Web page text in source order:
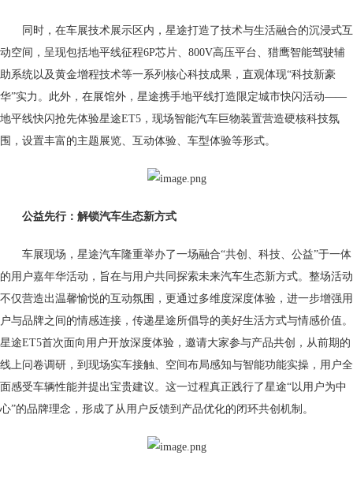
同时，在车展技术展示区内，星途打造了技术与生活融合的沉浸式互
动空间，呈现包括地平线征程6P芯片、800V高压平台、猎鹰智能驾驶辅
助系统以及黄金增程技术等一系列核心科技成果，直观体现“科技新豪
华”实力。此外，在展馆外，星途携手地平线打造限定城市快闪活动——
地平线快闪抢先体验星途ET5，现场智能汽车巨物装置营造硬核科技氛
围，设置丰富的主题展览、互动体验、车型体验等形式。
公益先行： 解锁汽车生态新方式
车展现场，星途汽车隆重举办了一场融合“共创、科技、公益”于一体
的用户嘉年华活动，旨在与用户共同探索未来汽车生态新方式。整场活动
不仅营造出温馨愉悦的互动氛围，更通过多维度深度体验，进一步增强用
户与品牌之间的情感连接，传递星途所倡导的美好生活方式与情感价值。
星途ET5首次面向用户开放深度体验，邀请大家参与产品共创，从前期的
线上问卷调研，到现场实车接触、空间布局感知与智能功能实操，用户全
面感受车辆性能并提出宝贵建议。这一过程真正践行了星途“以用户为中
心”的品牌理念，形成了从用户反馈到产品优化的闭环共创机制。